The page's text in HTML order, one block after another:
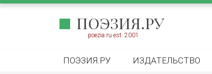
ПОЭЗИЯ.РУ
poezia.ru est. 2001
ПОЭЗИЯ.РУ ИЗДАТЕЛЬСТВО